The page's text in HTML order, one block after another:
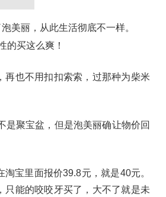
美丽，从此生活彻底不一样。
的买这么爽！
再也不用扣扣索索，过那种为柴米
是聚宝盆，但是泡美丽确让物价回
宝里面报价39.8元，就是40元。
只能的咬咬牙买了，大不了就是未